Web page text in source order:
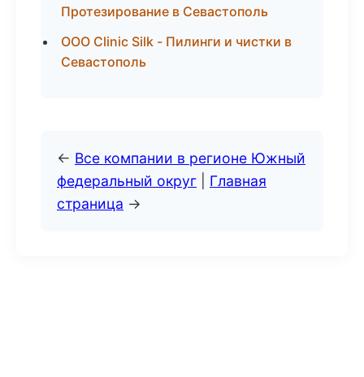
Протезирование в Севастополь
ООО Clinic Silk - Пилинги и чистки в
Севастополь
← Все компании в регионе Южный
федеральный округ
Главная
страница →